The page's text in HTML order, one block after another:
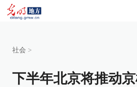
社会 >
下半年北京将推动